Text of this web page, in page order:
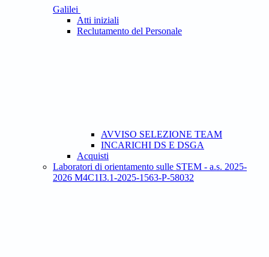
Galilei
Atti iniziali
Reclutamento del Personale
AVVISO SELEZIONE TEAM
INCARICHI DS E DSGA
Acquisti
Laboratori di orientamento sulle STEM - a.s. 2025-
2026 M4C1I3.1-2025-1563-P-58032